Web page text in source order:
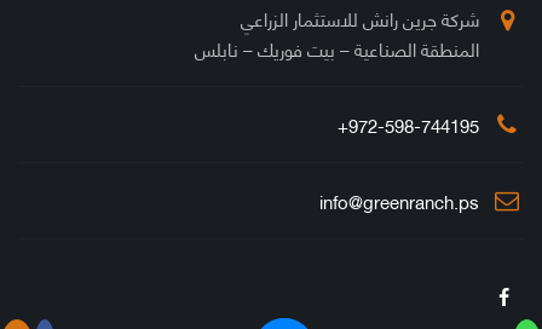
شركة جرين رانش للاستثمار الزراعي
المنطقة الصناعية – بيت فوريك – نابلس
972-598-744195+
info@greenranch.ps